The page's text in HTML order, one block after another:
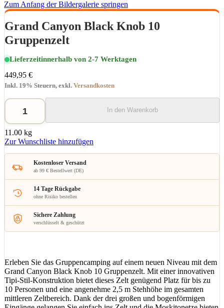
Zum Anfang der Bildergalerie springen
Grand Canyon Black Knob 10
Gruppenzelt
Lieferzeitinnerhalb von 2-7 Werktagen
449,95 €
Inkl. 19% Steuern, exkl. Versandkosten
In den Warenkorb
11.00 kg
Zur Wunschliste hinzufügen
Kostenloser Versand
ab 99 € Bestellwert (DE)
14 Tage Rückgabe
ohne Risiko bestellen
Sichere Zahlung
verschlüsselt & geschützt
Erleben Sie das Gruppencamping auf einem neuen Niveau mit dem
Grand Canyon Black Knob 10 Gruppenzelt. Mit einer innovativen
Tipi-Stil-Konstruktion bietet dieses Zelt genügend Platz für bis zu
10 Personen und eine angenehme 2,5 m Stehhöhe im gesamten
mittleren Zeltbereich. Dank der drei großen und bogenförmigen